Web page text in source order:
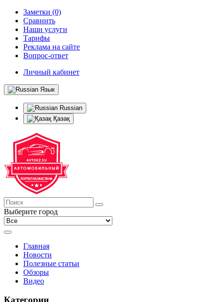
Заметки (0)
Сравнить
Наши услуги
Тарифы
Реклама на сайте
Вопрос-ответ
Личный кабинет
Язык
Russian
Қазақ
Выберите город
Главная
Новости
Полезные статьи
Обзоры
Видео
Категории